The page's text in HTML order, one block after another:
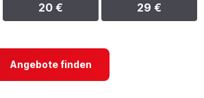
20 € 29 €
Angebote finden